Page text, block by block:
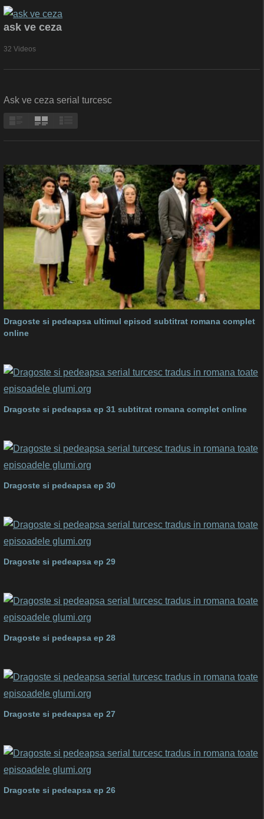
ask ve ceza
32 Videos
Ask ve ceza serial turcesc
Dragoste si pedeapsa ultimul episod subtitrat romana complet
online
Dragoste si pedeapsa ep 31 subtitrat romana complet online
Dragoste si pedeapsa ep 30
Dragoste si pedeapsa ep 29
Dragoste si pedeapsa ep 28
Dragoste si pedeapsa ep 27
Dragoste si pedeapsa ep 26